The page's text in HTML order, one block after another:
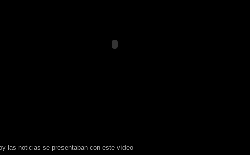
las noticias se presentaban con este vídeo